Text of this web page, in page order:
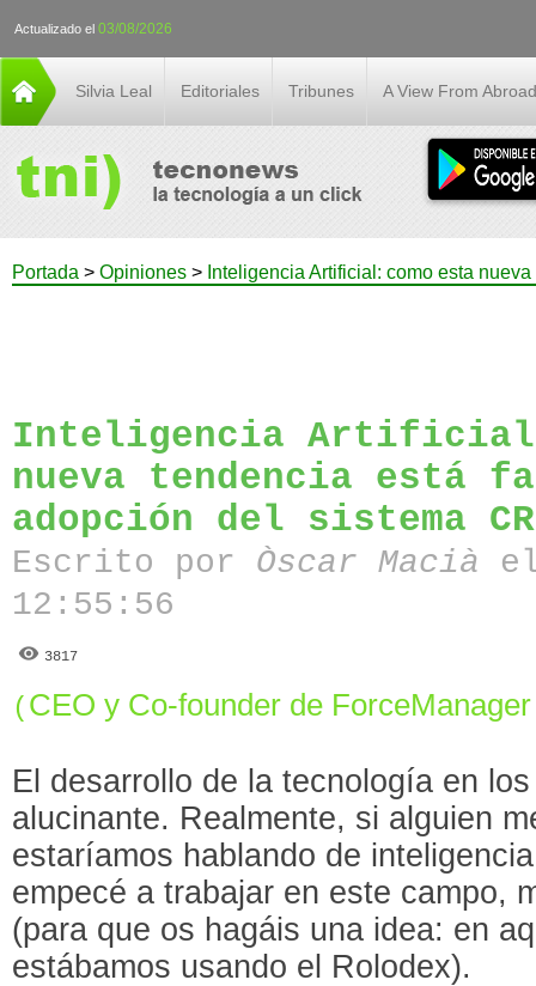
Actualizado el 03/08/2026
Silvia Leal Editoriales Tribunes A View From Abroad
Portada > Opiniones > Inteligencia Artificial: como esta
Inteligencia Artificial:
nueva tendencia está
adopción del sistema
Escrito por Òscar Macià
12:55:56
3817
( CEO y Co-founder de
El desarrollo de la tecnología en
alucinante. Realmente, si alguien
estaríamos hablando de
empecé a trabajar en este campo,
(para que os hagáis una idea: en
estábamos usando el Rolodex).